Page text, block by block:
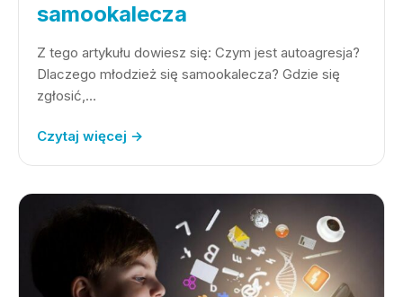
samookalecza
Z tego artykułu dowiesz się: Czym jest autoagresja?
Dlaczego młodzież się samookalecza? Gdzie się
zgłosić,…
Czytaj więcej →